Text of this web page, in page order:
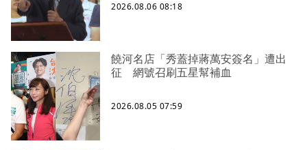
2026.08.06 08:18
饒河名店「秀蓋掉蔣萬安簽名」遭出
征 網號召刷五星幫補血
2026.08.05 07:59